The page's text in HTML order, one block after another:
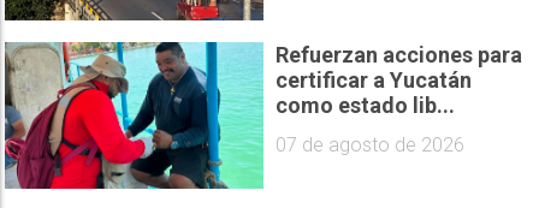
Refuerzan acciones para
certificar a Yucatán
como estado lib...
07 de agosto de 2026